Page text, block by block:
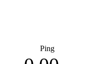
Ping